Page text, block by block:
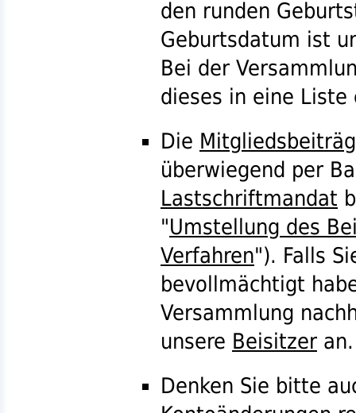
den runden
Geburtsdatum ist
Bei der
dieses in eine Liste
Die
überwiegend per
Lastschriftmandat
"Umstellung des
Verfahren"). Falls
bevollmächtigt
Versammlung
unsere Beisitzer an.
Denken Sie bitte